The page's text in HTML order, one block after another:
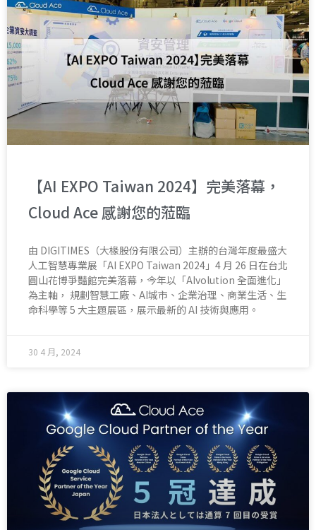
【AI EXPO Taiwan 2024】完美落幕，
Cloud Ace 感謝您的蒞臨
由 DIGITIMES（大椽股份有限公司）主辦的台灣年度最盛大
人工智慧專業展「AI EXPO Taiwan 2024」4 月 26 日在台北
圓山花博爭豔館完美落幕，今年以「AIvolution 全面進化」
為主軸， 規劃智慧工廠、AI城市、企業治理、商業生活、生
命科學等 5 大主題展區，展示最新的 AI 技術與應用。
30 4 月, 2024